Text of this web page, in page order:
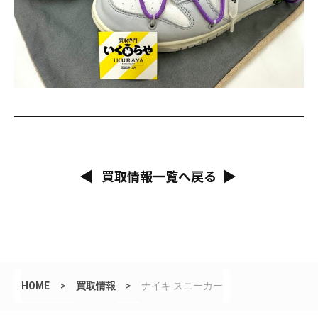
買取情報一覧へ戻る
HOME > 買取情報 > ナイキ スニーカー